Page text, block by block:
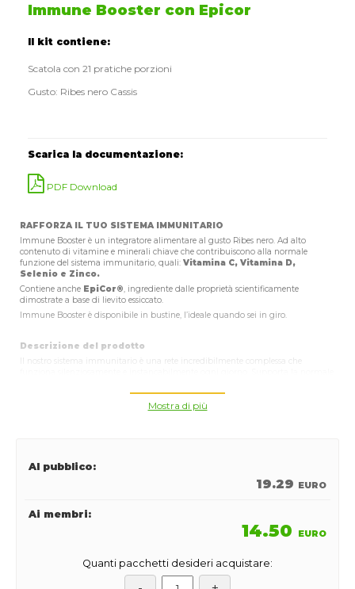
Immune Booster con Epicor
Il kit contiene:
Scatola con 21 pratiche porzioni
Gusto: Ribes nero Cassis
Scarica la documentazione:
PDF Download
Mostra di più
RAFFORZA IL TUO SISTEMA IMMUNITARIO
Immune Booster è un integratore alimentare al gusto Ribes nero. Ad alto
contenuto di vitamine e minerali chiave che contribuiscono alla normale
funzione del sistema immunitario, quali: Vitamina C, Vitamina D,
Selenio e Zinco.
Contiene anche EpiCor®, ingrediente dalle proprietà scientificamente
dimostrate a base di lievito essiccato.
Immune Booster è disponibile in bustine, l’ideale quando sei in giro.
Descrizione del prodotto
Il nostro sistema immunitario è una rete incredibilmente complessa che
integratore contiene anche EpiCor®, un ingrediente dalle proprietà
scientificamente dimostrate a base di lievito essiccato. Immune Booster è una
Contiene EpiCor®, ingrediente dalle proprietà scientificamente
Alto contenuto di vitamine e minerali essenziali che
contribuiscono alla normale funzione del sistema immunitario
Al pubblico:
19.29 EURO
Ai membri:
14.50 EURO
Quanti pacchetti desideri acquistare: